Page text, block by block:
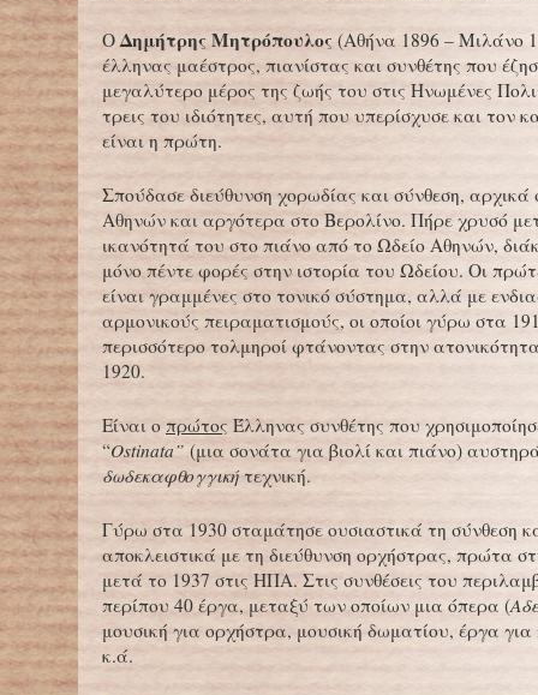
ΟΔημήτρης Μητρόπουλος (Αθήνα 1896 – Μιλάνο
έλληνας μαέστρος, πιανίστας και συνθέτης που
μεγαλύτερο μέρος της ζωής του στις Ηνωμένες
τρεις του ιδιότητες, αυτή που υπερίσχυσε και τον
είναι η πρώτη.
Σπούδασε διεύθυνση χορωδίας και σύνθεση, αρχικά
Αθηνών και αργότερα στο Βερολίνο. Πήρε χρυσό
ικανότητά του στο πιάνο από το Ωδείο Αθηνών,
μόνο πέντε φορές στην ιστορία του Ωδείου. Οι
είναι γραμμένες στο τονικό σύστημα, αλλά με
αρμονικούς πειραματισμούς, οι οποίοι γύρω στα
περισσότερο τολμηροί φτάνοντας στην
1920.
Είναι ο πρώτος Έλληνας συνθέτης που
“Ostinata” (μια σονάτα για βιολί και πιάνο)
δωδεκαφθογγική τεχνική.
Γύρω στα 1930 σταμάτησε ουσιαστικά τη σύνθεση
αποκλειστικά με τη διεύθυνση ορχήστρας, πρώτα
μετά το 1937 στις ΗΠΑ. Στις συνθέσεις του
περίπου 40 έργα, μεταξύ των οποίων μια όπερα (
μουσική για ορχήστρα, μουσική δωματίου, έργα
κ.ά.